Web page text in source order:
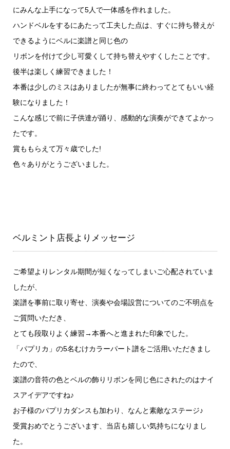
にみんな上手になって5人で一体感を作れました。
ハンドベルをするにあたって工夫した点は、すぐに持ち替えが
できるようにベルに楽譜と同じ色の
リボンを付けて少し可愛くして持ち替えやすくしたことです。
後半は楽しく練習できました！
本番は少しのミスはありましたが無事に終わってとてもいい経
験になりました！
こんな感じで前に子供達が踊り、感動的な演奏ができてよかっ
たです。
賞ももらえて万々歳でした!
色々ありがとうございました。
ベルミント店長よりメッセージ
ご希望よりレンタル期間が短くなってしまいご心配されていま
したが、
楽譜を事前に取り寄せ、演奏や会場設営についてのご不明点を
ご質問いただき、
とても段取りよく練習→本番へと進まれた印象でした。
「パプリカ」の5名むけカラーパート譜をご活用いただきまし
たので、
楽譜の音符の色とベルの飾りリボンを同じ色にされたのはナイ
スアイデアですね♪
お子様のパプリカダンスも加わり、なんと素敵なステージ♪
受賞おめでとうございます、当店も嬉しい気持ちになりまし
た。